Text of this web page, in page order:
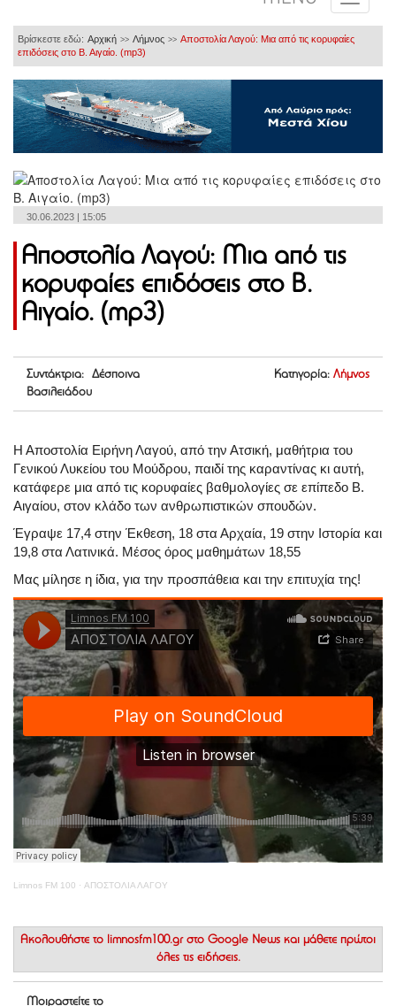
Βρίσκεστε εδώ: Αρχική >> Λήμνος >> Αποστολία Λαγού: Μια από τις κορυφαίες
επιδόσεις στο Β. Αιγαίο. (mp3)
30.06.2023 | 15:05
Αποστολία Λαγού: Μια από τις
κορυφαίες επιδόσεις στο Β.
Αιγαίο. (mp3)
Συντάκτρια: Δέσποινα
Βασιλειάδου
Κατηγορία: Λήμνος
Η Αποστολία Ειρήνη Λαγού, από την Ατσική, μαθήτρια του
Γενικού Λυκείου του Μούδρου, παιδί της καραντίνας κι αυτή,
κατάφερε μια από τις κορυφαίες βαθμολογίες σε επίπεδο Β.
Αιγαίου, στον κλάδο των ανθρωπιστικών σπουδών.
Έγραψε 17,4 στην Έκθεση, 18 στα Αρχαία, 19 στην Ιστορία και
19,8 στα Λατινικά. Μέσος όρος μαθημάτων 18,55
Μας μίλησε η ίδια, για την προσπάθεια και την επιτυχία της!
Limnos FM 100 · ΑΠΟΣΤΟΛΙΑ ΛΑΓΟΥ
Ακολουθήστε το limnosfm100.gr στο Google News και μάθετε πρώτοι
όλες τις ειδήσεις.
Μοιραστείτε το